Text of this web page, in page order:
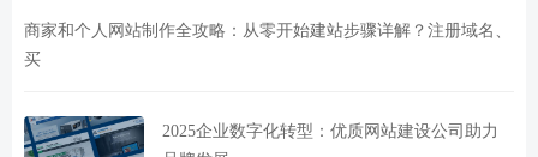
商家和个人网站制作全攻略：从零开始建站步骤详解？注册域名、
买
2025企业数字化转型：优质网站建设公司助力